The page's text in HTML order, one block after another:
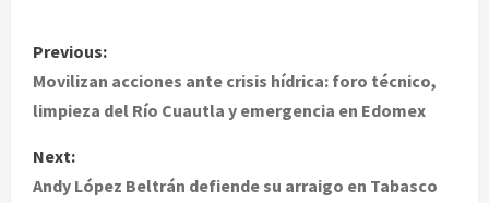
P
o
t
Previous:
Movilizan acciones ante crisis hídrica: foro técnico,
limpieza del Río Cuautla y emergencia en Edomex
Next:
Andy López Beltrán defiende su arraigo en Tabasco